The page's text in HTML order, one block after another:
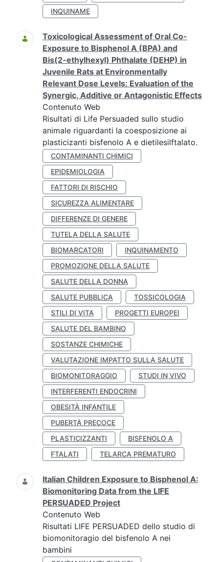
INQUINAME
Toxicological Assessment of Oral Co-
Exposure to Bisphenol A (BPA) and
Bis(2-ethylhexyl) Phthalate (DEHP) in
Juvenile Rats at Environmentally
Relevant Dose Levels: Evaluation of the
Synergic, Additive or Antagonistic Effects
Contenuto Web
Risultati di Life Persuaded sullo studio
animale riguardanti la coesposizione ai
plasticizanti bisfenolo A e dietilesilftalato.
CONTAMINANTI CHIMICI
EPIDEMIOLOGIA
FATTORI DI RISCHIO
SICUREZZA ALIMENTARE
DIFFERENZE DI GENERE
TUTELA DELLA SALUTE
BIOMARCATORI
INQUINAMENTO
PROMOZIONE DELLA SALUTE
SALUTE DELLA DONNA
SALUTE PUBBLICA
TOSSICOLOGIA
STILI DI VITA
PROGETTI EUROPEI
SALUTE DEL BAMBINO
SOSTANZE CHIMICHE
VALUTAZIONE IMPATTO SULLA SALUTE
BIOMONITORAGGIO
STUDI IN VIVO
INTERFERENTI ENDOCRINI
OBESITÀ INFANTILE
PUBERTÀ PRECOCE
PLASTICIZZANTI
BISFENOLO A
FTALATI
TELARCA PREMATURO
Italian Children Exposure to Bisphenol A:
Biomonitoring Data from the LIFE
PERSUADED Project
Contenuto Web
Risultati LIFE PERSUADED dello studio di
biomonitoragio del bisfenolo A nei
bambini